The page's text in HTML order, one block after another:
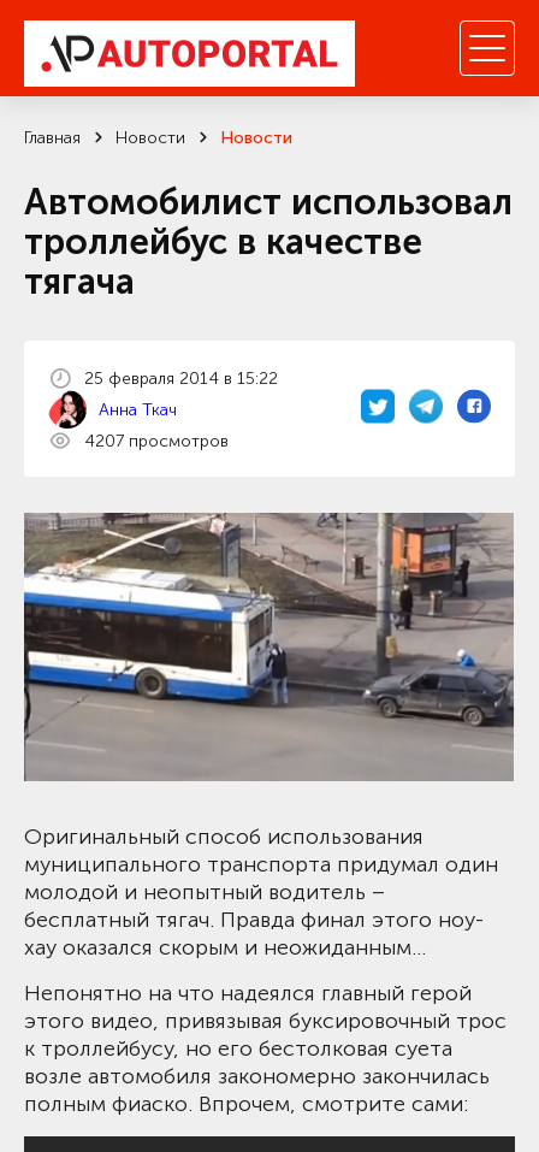
Главная Новости Новости
Автомобилист использовал
троллейбус в качестве
тягача
25 февраля 2014 в 15:22
Анна Ткач
4207 просмотров
Оригинальный способ использования
муниципального транспорта придумал один
молодой и неопытный водитель –
бесплатный тягач. Правда финал этого ноу-
хау оказался скорым и неожиданным…
Непонятно на что надеялся главный герой
этого видео, привязывая буксировочный трос
к троллейбусу, но его бестолковая суета
возле автомобиля закономерно закончилась
полным фиаско. Впрочем, смотрите сами: